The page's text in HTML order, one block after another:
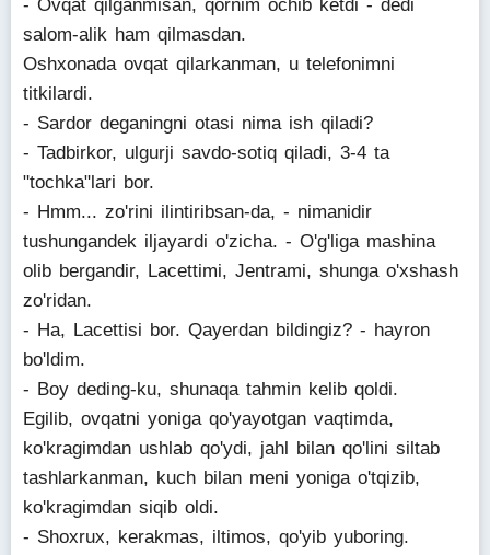
- Ovqat qilganmisan, qornim ochib ketdi - dedi
salom-alik ham qilmasdan.
Oshxonada ovqat qilarkanman, u telefonimni
titkilardi.
- Sardor deganingni otasi nima ish qiladi?
- Tadbirkor, ulgurji savdo-sotiq qiladi, 3-4 ta
"tochka"lari bor.
- Hmm... zo'rini ilintiribsan-da, - nimanidir
tushungandek iljayardi o'zicha. - O'g'liga mashina
olib bergandir, Lacettimi, Jentrami, shunga o'xshash
zo'ridan.
- Ha, Lacettisi bor. Qayerdan bildingiz? - hayron
bo'ldim.
- Boy deding-ku, shunaqa tahmin kelib qoldi.
Egilib, ovqatni yoniga qo'yayotgan vaqtimda,
ko'kragimdan ushlab qo'ydi, jahl bilan qo'lini siltab
tashlarkanman, kuch bilan meni yoniga o'tqizib,
ko'kragimdan siqib oldi.
- Shoxrux, kerakmas, iltimos, qo'yib yuboring.